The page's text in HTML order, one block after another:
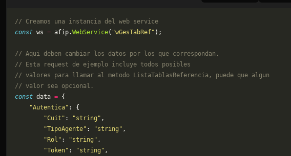
// Creamos una instancia del web service
const ws = afip.WebService( "wGesTabRef" );
// Aqui deben cambiar los datos por los que correspondan.
// Esta request de ejemplo incluye todos posibles
// valores para llamar al metodo ListaTablasReferencia, puede que algun
// valor sea opcional.
const data = {
    "Autentica"
: {
        "Cuit"
: "string" ,
        "TipoAgente"
: "string" ,
        "Rol"
: "string" ,
        "Token"
: "string" ,